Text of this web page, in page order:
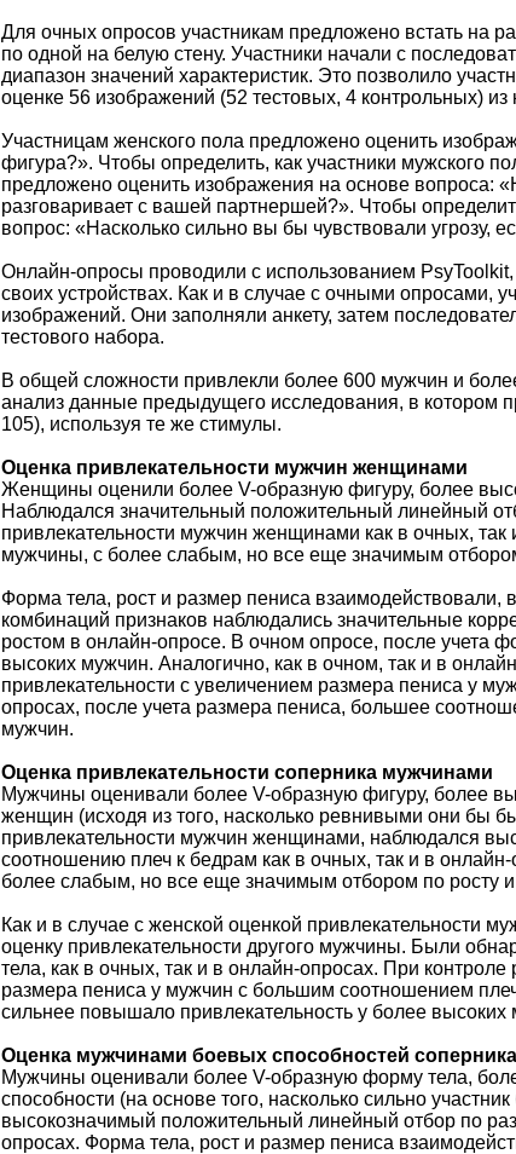
Для очных опросов участникам предложено встать на
по одной на белую стену. Участники начали с
диапазон значений характеристик. Это позволило
оценке 56 изображений (52 тестовых, 4 контрольных)
Участницам женского пола предложено оценить
фигура?». Чтобы определить, как участники мужского
предложено оценить изображения на основе вопроса:
разговаривает с вашей партнершей?». Чтобы
вопрос: «Насколько сильно вы бы чувствовали угрозу,
Онлайн-опросы проводили с использованием
своих устройствах. Как и в случае с очными опросами,
изображений. Они заполняли анкету, затем
тестового набора.
В общей сложности привлекли более 600 мужчин и
анализ данные предыдущего исследования, в котором
105), используя те же стимулы.
Оценка привлекательности мужчин женщинами
Женщины оценили более V-образную фигуру, более
Наблюдался значительный положительный линейный
привлекательности мужчин женщинами как в очных,
мужчины, с более слабым, но все еще значимым
Форма тела, рост и размер пениса
комбинаций признаков наблюдались значительные
ростом в онлайн-опросе. В очном опросе, после учета
высоких мужчин. Аналогично, как в очном, так и в
привлекательности с увеличением размера пениса у
опросах, после учета размера пениса, большее
мужчин.
Оценка привлекательности соперника мужчинами
Мужчины оценивали более V-образную фигуру, более
женщин (исходя из того, насколько ревнивыми они бы
привлекательности мужчин женщинами, наблюдался
соотношению плеч к бедрам как в очных, так и в
более слабым, но все еще значимым отбором по росту
Как и в случае с женской оценкой привлекательности
оценку привлекательности другого мужчины. Были
тела, как в очных, так и в онлайн-опросах. При
размера пениса у мужчин с большим соотношением
сильнее повышало привлекательность у более высоких
Оценка мужчинами боевых способностей соперника
Мужчины оценивали более V-образную форму тела,
способности (на основе того, насколько сильно
высокозначимый положительный линейный отбор по
опросах. Форма тела, рост и размер пениса